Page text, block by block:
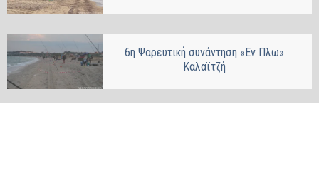
6η Ψαρευτική συνάντηση «Εν Πλω»
Καλαϊτζή